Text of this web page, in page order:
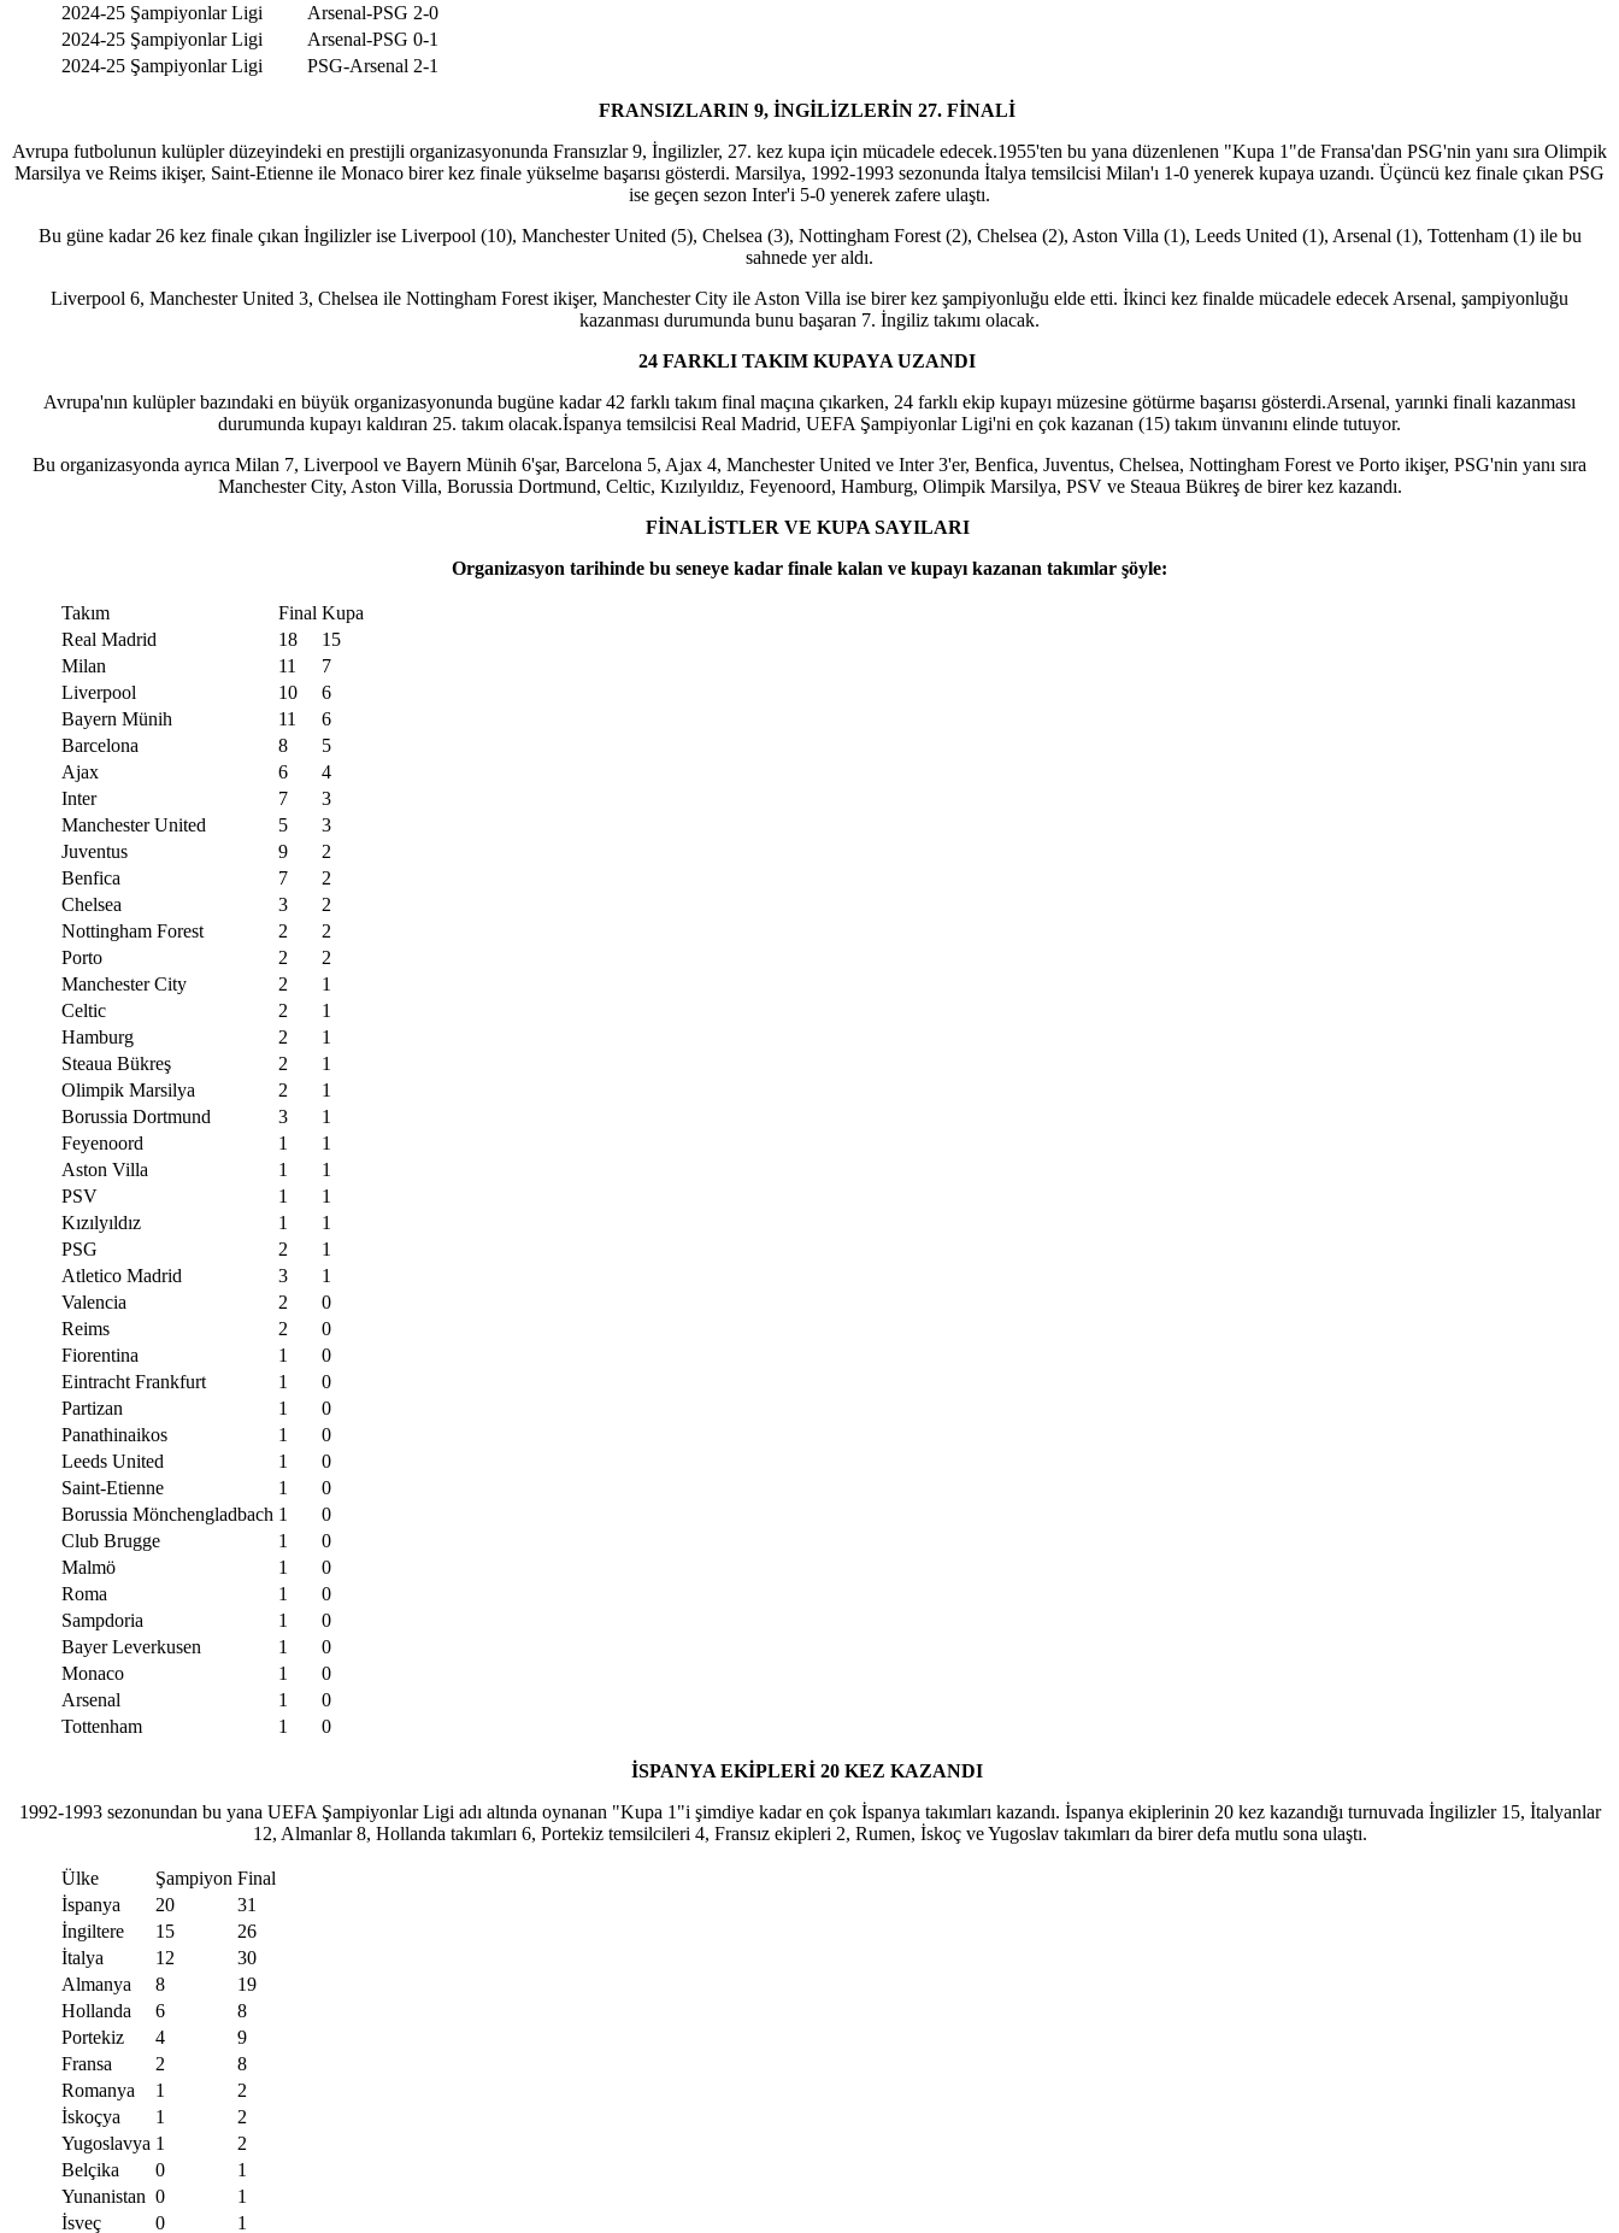
2024-25 Şampiyonlar Ligi Arsenal-PSG 2-0
2024-25 Şampiyonlar Ligi Arsenal-PSG 0-1
2024-25 Şampiyonlar Ligi PSG-Arsenal 2-1
FRANSIZLARIN 9, İNGİLİZLERİN 27. FİNALİ
Avrupa futbolunun kulüpler düzeyindeki en prestijli organizasyonunda Fransızlar 9, İngilizler, 27. kez kupa için mücadele edecek.1955'ten bu yana düzenlenen "Kupa 1"de Fransa'dan PSG'nin yanı sıra Olimpik
Marsilya ve Reims ikişer, Saint-Etienne ile Monaco birer kez finale yükselme başarısı gösterdi. Marsilya, 1992-1993 sezonunda İtalya temsilcisi Milan'ı 1-0 yenerek kupaya uzandı. Üçüncü kez finale çıkan PSG
ise geçen sezon Inter'i 5-0 yenerek zafere ulaştı.
Bu güne kadar 26 kez finale çıkan İngilizler ise Liverpool (10), Manchester United (5), Chelsea (3), Nottingham Forest (2), Chelsea (2), Aston Villa (1), Leeds United (1), Arsenal (1), Tottenham (1) ile bu
sahnede yer aldı.
Liverpool 6, Manchester United 3, Chelsea ile Nottingham Forest ikişer, Manchester City ile Aston Villa ise birer kez şampiyonluğu elde etti. İkinci kez finalde mücadele edecek Arsenal, şampiyonluğu
kazanması durumunda bunu başaran 7. İngiliz takımı olacak.
24 FARKLI TAKIM KUPAYA UZANDI
Avrupa'nın kulüpler bazındaki en büyük organizasyonunda bugüne kadar 42 farklı takım final maçına çıkarken, 24 farklı ekip kupayı müzesine götürme başarısı gösterdi.Arsenal, yarınki finali kazanması
durumunda kupayı kaldıran 25. takım olacak.İspanya temsilcisi Real Madrid, UEFA Şampiyonlar Ligi'ni en çok kazanan (15) takım ünvanını elinde tutuyor.
Bu organizasyonda ayrıca Milan 7, Liverpool ve Bayern Münih 6'şar, Barcelona 5, Ajax 4, Manchester United ve Inter 3'er, Benfica, Juventus, Chelsea, Nottingham Forest ve Porto ikişer, PSG'nin yanı sıra
Manchester City, Aston Villa, Borussia Dortmund, Celtic, Kızılyıldız, Feyenoord, Hamburg, Olimpik Marsilya, PSV ve Steaua Bükreş de birer kez kazandı.
FİNALİSTLER VE KUPA SAYILARI
Organizasyon tarihinde bu seneye kadar finale kalan ve kupayı kazanan takımlar şöyle:
Takım Final Kupa
Real Madrid
18
15
Milan
11
7
Liverpool
10
6
Bayern Münih
11
6
Barcelona
8
5
Ajax
6
4
Inter
7
3
Manchester United
5
3
Juventus
9
2
Benfica
7
2
Chelsea
3
2
Nottingham Forest
2
2
Porto
2
2
Manchester City
2
1
Celtic
2
1
Hamburg
2
1
Steaua Bükreş
2
1
Olimpik Marsilya
2
1
Borussia Dortmund
3
1
Feyenoord
1
1
Aston Villa
1
1
PSV
1
1
Kızılyıldız
1
1
PSG
2
1
Atletico Madrid
3
1
Valencia
2
0
Reims
2
0
Fiorentina
1
0
Eintracht Frankfurt
1
0
Partizan
1
0
Panathinaikos
1
0
Leeds United
1
0
Saint-Etienne
1
0
Borussia Mönchengladbach 1
0
Club Brugge
1
0
Malmö
1
0
Roma
1
0
Sampdoria
1
0
Bayer Leverkusen
1
0
Monaco
1
0
Arsenal
1
0
Tottenham
1 0
İSPANYA EKİPLERİ 20 KEZ KAZANDI
1992-1993 sezonundan bu yana UEFA Şampiyonlar Ligi adı altında oynanan "Kupa 1"i şimdiye kadar en çok İspanya takımları kazandı. İspanya ekiplerinin 20 kez kazandığı turnuvada İngilizler 15, İtalyanlar
12, Almanlar 8, Hollanda takımları 6, Portekiz temsilcileri 4, Fransız ekipleri 2, Rumen, İskoç ve Yugoslav takımları da birer defa mutlu sona ulaştı.
Ülke Şampiyon Final
İspanya
20
31
İngiltere
15
26
İtalya
12
30
Almanya
8
19
Hollanda
6
8
Portekiz
4
9
Fransa
2
8
Romanya
1
2
İskoçya
1
2
Yugoslavya 1
2
Belçika
0
1
Yunanistan 0
1
İsveç
0 1